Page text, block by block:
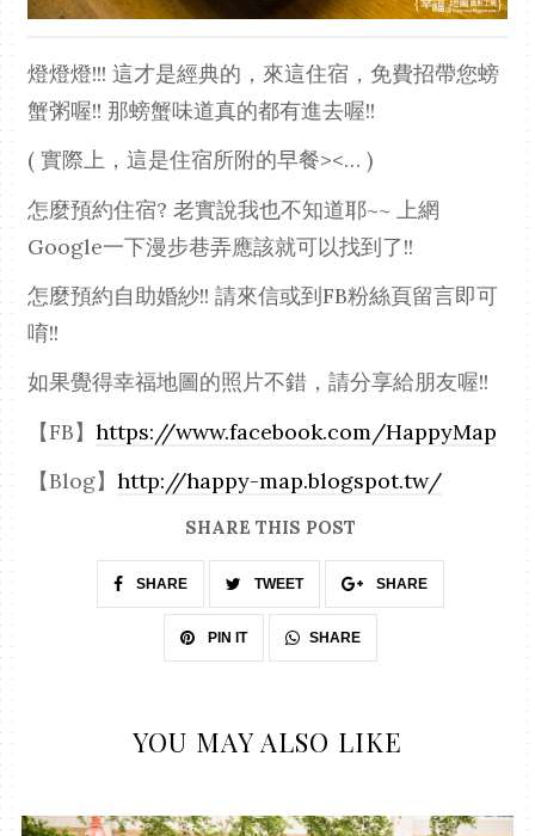
燈燈燈!!! 這才是經典的，來這住宿，免費招帶您螃
蟹粥喔!! 那螃蟹味道真的都有進去喔!!
( 實際上，這是住宿所附的早餐><… )
怎麼預約住宿? 老實說我也不知道耶~~ 上網
Google一下漫步巷弄應該就可以找到了!!
怎麼預約自助婚紗!! 請來信或到FB粉絲頁留言即可
唷!!
如果覺得幸福地圖的照片不錯，請分享給朋友喔!!
【FB】https://www.facebook.com/HappyMap
【Blog】http://happy-map.blogspot.tw/
SHARE THIS POST
SHARE TWEET SHARE
PIN IT SHARE
YOU MAY ALSO LIKE